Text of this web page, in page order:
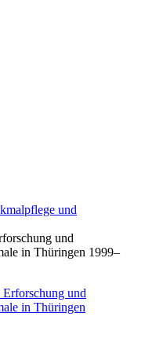
und
und
in Thüringen 1999–